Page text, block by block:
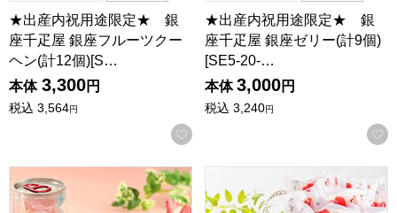
★出産内祝用途限定★ 銀
座千疋屋 銀座フルーツクー
ヘン(計12個)[S…
本体 3,300円
税込 3,564円
お気に入りに登録する
★出産内祝用途限定★ 銀
座千疋屋 銀座ゼリー(計9個)
[SE5-20-…
本体 3,000円
税込 3,240円
プリザーブドセット「春摘み苺アイス」【年間ギフト】
春摘み苺アイス(20g×20個